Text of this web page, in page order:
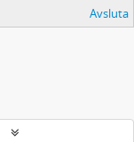
Avsluta